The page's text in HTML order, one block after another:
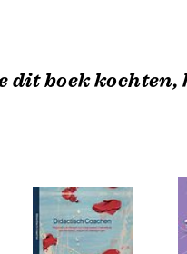
dit boek kochten,